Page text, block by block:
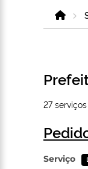
27 serviços
Serviço